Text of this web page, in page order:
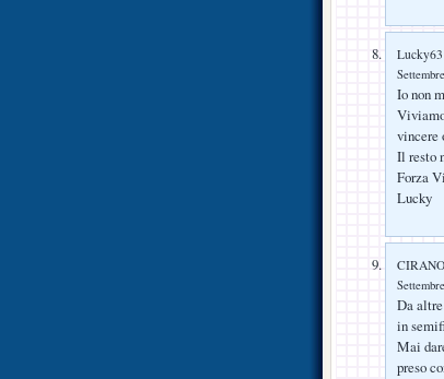
Lucky63
Io non
vincere
Il resto
Forza
Lucky
CIRANO
Da
in
Mai
preso